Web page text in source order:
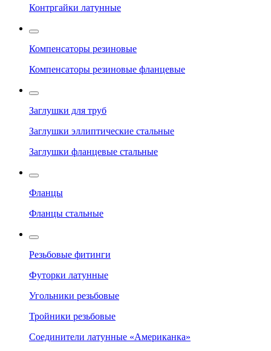
Контргайки латунные
Компенсаторы резиновые
Компенсаторы резиновые фланцевые
Заглушки для труб
Заглушки эллиптические стальные
Заглушки фланцевые стальные
Фланцы
Фланцы стальные
Резьбовые фитинги
Футорки латунные
Угольники резьбовые
Тройники резьбовые
Соединители латунные «Американка»